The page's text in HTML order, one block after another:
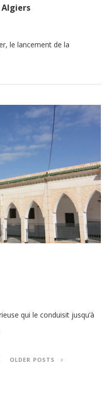
Algiers
le lancement de la
qui le conduisit jusqu’à
OLDER POSTS